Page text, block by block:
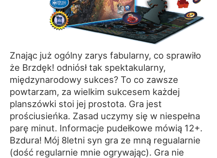
Znając już ogólny zarys fabularny, co sprawiło
że Brzdęk! odniósł tak spektakularny,
międzynarodowy sukces? To co zawsze
powtarzam, za wielkim sukcesem każdej
planszówki stoi jej prostota. Gra jest
prościusieńka. Zasad uczymy się w niespełna
parę minut. Informacje pudełkowe mówią 12+.
Bzdura! Mój 8letni syn gra ze mną regualarnie
(dość regularnie mnie ogrywając). Gra nie